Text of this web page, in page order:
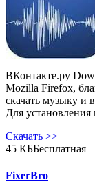
ВКонтакте.ру
Mozilla Firefox,
скачать музыку и
Для
Скачать >>
45 КББесплатная
FixerBro